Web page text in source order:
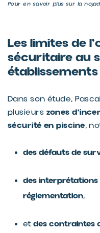
Pour en savoir plus sur la
Les limites de
sécuritaire au
Dans son étude,
plusieurs zones
sécurité en piscine,
des défauts de
des interprétations
réglementation,
et des contraintes